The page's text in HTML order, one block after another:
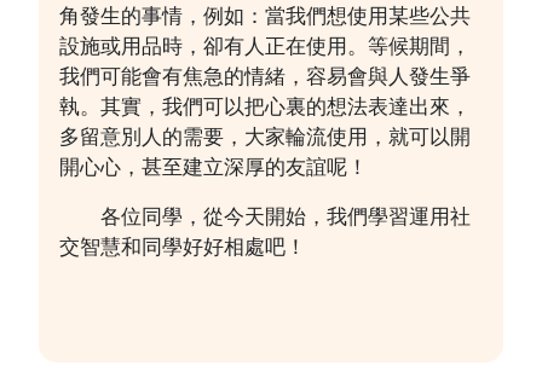
角發生的事情，例如：當我們想使用某些公共
設施或用品時，卻有人正在使用。等候期間，
我們可能會有焦急的情緒，容易會與人發生爭
執。其實，我們可以把心裏的想法表達出來，
多留意別人的需要，大家輪流使用，就可以開
開心心，甚至建立深厚的友誼呢！
各位同學，從今天開始，我們學習運用社
交智慧和同學好好相處吧！